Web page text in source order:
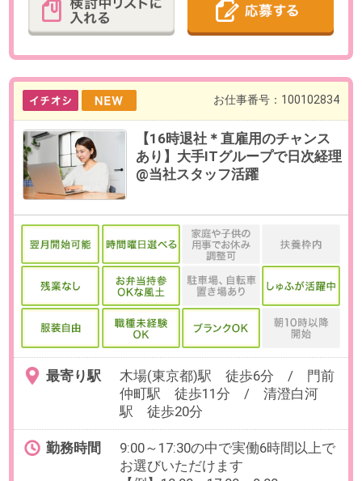
勤務期間 即日～長期
※お盆明け・9月開始のご相談も可
必要経験 【必須】電話応対の事務経験（代
表電話など）
OAスキル -
お仕事番号：100103023
マネーフォワード【在宅OK×時給
1900円×残業なし】事務＆マーケ
補助／田町